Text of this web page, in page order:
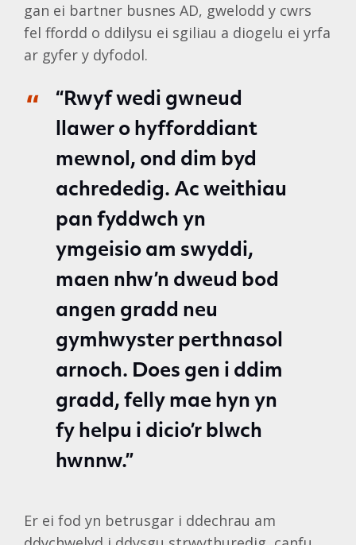
gan ei bartner busnes AD, gwelodd y cwrs
fel ffordd o ddilysu ei sgiliau a diogelu ei yrfa
ar gyfer y dyfodol.
“Rwyf wedi gwneud
llawer o hyfforddiant
mewnol, ond dim byd
achrededig. Ac weithiau
pan fyddwch yn
ymgeisio am swyddi,
maen nhw’n dweud bod
angen gradd neu
gymhwyster perthnasol
arnoch. Does gen i ddim
gradd, felly mae hyn yn
fy helpu i dicio’r blwch
hwnnw.”
Er ei fod yn betrusgar i ddechrau am